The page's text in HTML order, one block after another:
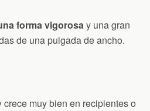
forma vigorosay una gran
de una pulgada de ancho.
muy bien en recipientes o